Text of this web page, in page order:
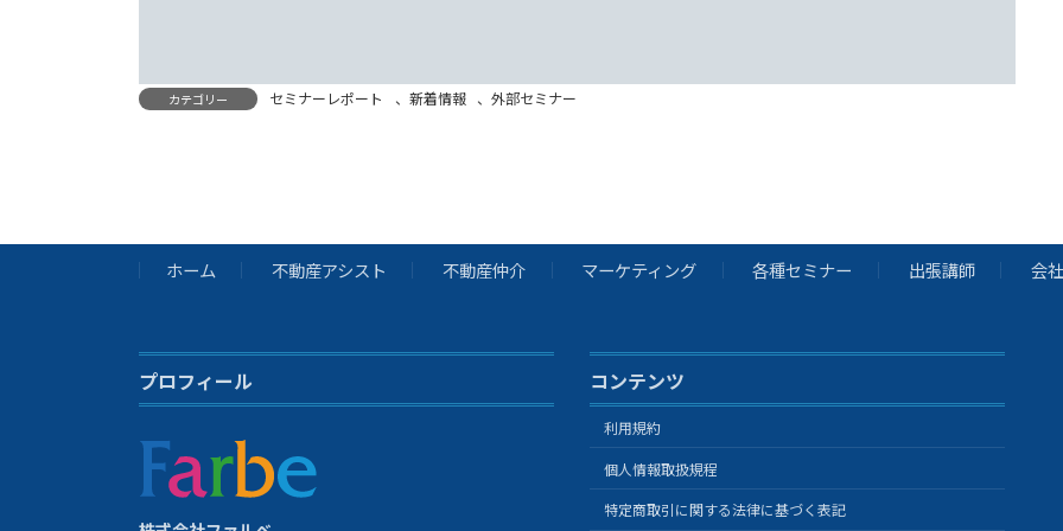
カテゴリー セミナーレポート 、 新着情報 、外部セミナー
ホーム 不動産アシスト 不動産仲介 マーケティング 各種セミナー 出張講師 会
プロフィール コンテンツ
利用規約
個人情報取扱規程
特定商取引に関する法律に基づく表記